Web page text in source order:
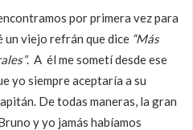
por primera vez para
un viejo refrán que dice “Más
. A él me sometí desde ese
yo siempre aceptaría a su
De todas maneras, la gran
y yo jamás habíamos